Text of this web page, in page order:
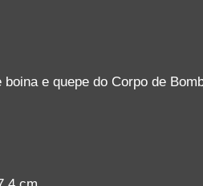
e quepe do Corpo de